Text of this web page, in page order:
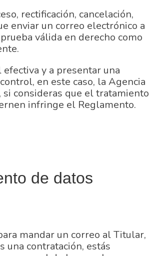
rectificación, cancelación,
enviar un correo electrónico a
válida en derecho como
y a presentar una
en este caso, la Agencia
si consideras que el tratamiento
infringe el Reglamento.
de datos
mandar un correo al Titular,
una contratación, estás